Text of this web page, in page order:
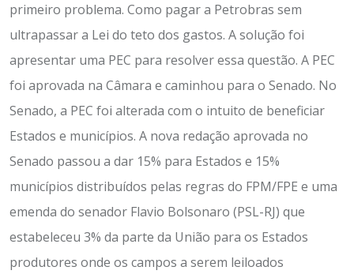
primeiro problema. Como pagar a Petrobras sem
ultrapassar a Lei do teto dos gastos. A solução foi
apresentar uma PEC para resolver essa questão. A PEC
foi aprovada na Câmara e caminhou para o Senado. No
Senado, a PEC foi alterada com o intuito de beneficiar
Estados e municípios. A nova redação aprovada no
Senado passou a dar 15% para Estados e 15%
municípios distribuídos pelas regras do FPM/FPE e uma
emenda do senador Flavio Bolsonaro (PSL-RJ) que
estabeleceu 3% da parte da União para os Estados
produtores onde os campos a serem leiloados